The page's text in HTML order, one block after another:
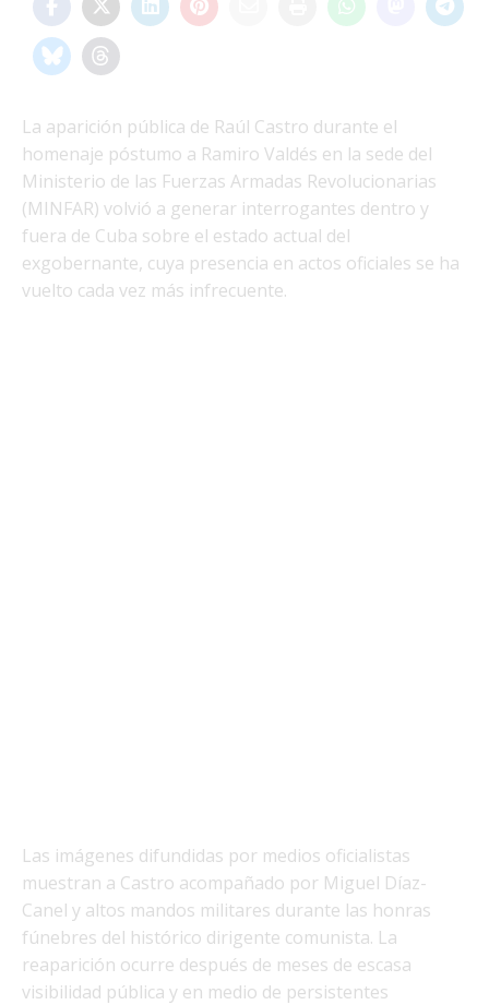
La aparición pública de Raúl Castro durante el
homenaje póstumo a Ramiro Valdés en la sede del
Ministerio de las Fuerzas Armadas Revolucionarias
(MINFAR) volvió a generar interrogantes dentro y
fuera de Cuba sobre el estado actual del
exgobernante, cuya presencia en actos oficiales se ha
vuelto cada vez más infrecuente.
Las imágenes difundidas por medios oficialistas
muestran a Castro acompañado por Miguel Díaz-
Canel y altos mandos militares durante las honras
fúnebres del histórico dirigente comunista. La
reaparición ocurre después de meses de escasa
visibilidad pública y en medio de persistentes